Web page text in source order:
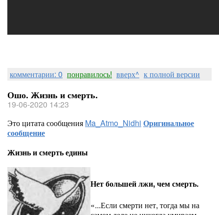
комментарии: 0 понравилось! вверх^ к полной версии
Ошо. Жизнь и смерть.
19-06-2020 14:23
Это цитата сообщения Ma_Atmo_Nidhi Оригинальное
сообщение
Жизнь и смерть едины
Нет большей лжи, чем смерть.
«...Если смерти нет, тогда мы на